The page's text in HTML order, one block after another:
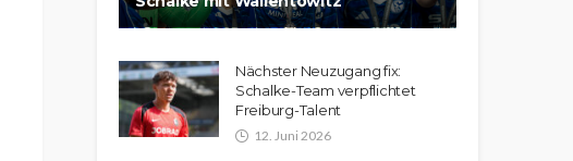
Nächster Neuzugang fix:
Schalke-Team verpflichtet
Freiburg-Talent
12. Juni 2026